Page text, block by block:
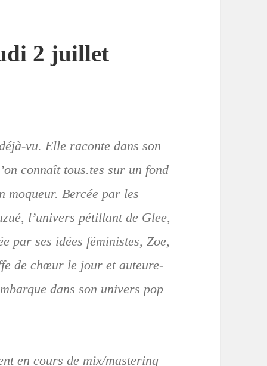
2 juillet
vu. Elle raconte dans son
connaît tous.tes sur un fond
moqueur. Bercée par les
l’univers pétillant de Glee,
par ses idées féministes, Zoe,
de chœur le jour et auteure-
dans son univers pop
en cours de mix/mastering